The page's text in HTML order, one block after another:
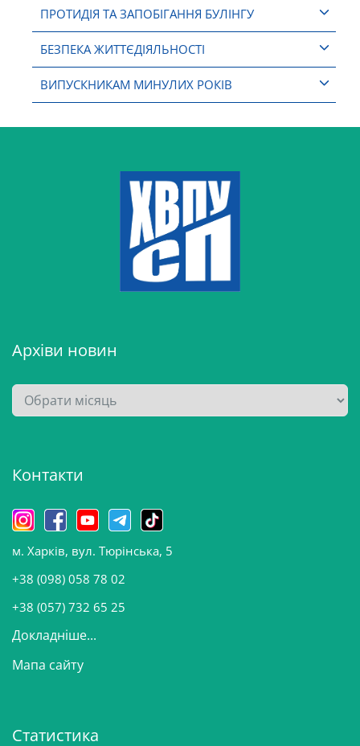
ПРОТИДІЯ ТА ЗАПОБІГАННЯ БУЛІНГУ
БЕЗПЕКА ЖИТТЄДІЯЛЬНОСТІ
ВИПУСКНИКАМ МИНУЛИХ РОКІВ
Архіви новин
А
р
в
н
о
в
и
Контакти
м. Харків, вул. Тюрінська, 5
+38 (098) 058 78 02
+38 (057) 732 65 25
Докладніше...
Мапа сайту
Статистика